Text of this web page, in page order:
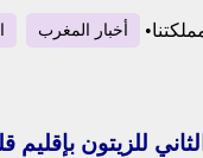
• أخبار المغرب
للزيتون بإقليم